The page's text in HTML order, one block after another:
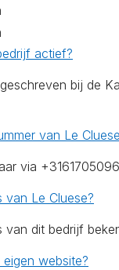
actief?
bij de
van Le
via
van Le Cluese?
van dit bedrijf
website?